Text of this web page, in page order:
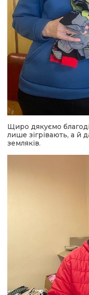
Щиро дякуємо
лише зігрівають, а й
земляків.